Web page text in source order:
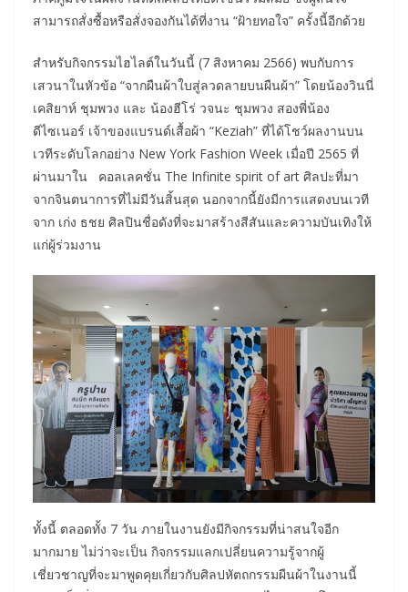
สามารถสั่งซื้อหรือสั่งจองกันได้ที่งาน “ฝ้ายทอใจ” ครั้งนี้อีกด้วย
สำหรับกิจกรรมไฮไลต์ในวันนี้ (7 สิงหาคม 2566) พบกับการ
เสวนาในหัวข้อ “จากผืนผ้าใบสู่ลวดลายบนผืนผ้า” โดยน้องวินนี่
เคสิยาห์ ชุมพวง และ น้องฮีโร่ วจนะ ชุมพวง สองพี่น้อง
ดีไซเนอร์ เจ้าของแบรนด์เสื้อผ้า “Keziah” ที่ได้โชว์ผลงานบน
เวทีระดับโลกอย่าง New York Fashion Week เมื่อปี 2565 ที่
ผ่านมาใน คอลเลคชั่น The Infinite spirit of art ศิลปะที่มา
จากจินตนาการที่ไม่มีวันสิ้นสุด นอกจากนี้ยังมีการแสดงบนเวที
จาก เก่ง ธชย ศิลปินชื่อดังที่จะมาสร้างสีสันและความบันเทิงให้
แก่ผู้ร่วมงาน
ทั้งนี้ ตลอดทั้ง 7 วัน ภายในงานยังมีกิจกรรมที่น่าสนใจอีก
มากมาย ไม่ว่าจะเป็น กิจกรรมแลกเปลี่ยนความรู้จากผู้
เชี่ยวชาญที่จะมาพูดคุยเกี่ยวกับศิลปหัตถกรรมผืนผ้าในงานนี้